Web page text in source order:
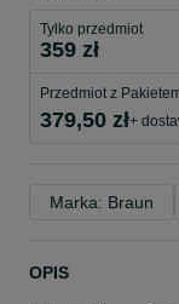
Tylko przedmiot
359 zł
Przedmiot z
379,50 zł+
Marka: Braun
OPIS